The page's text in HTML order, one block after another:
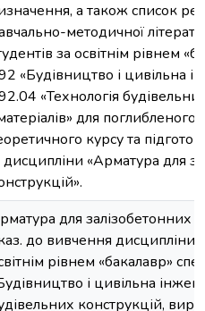
а також список
методичної
за освітнім рівнем
«Будівництво і цивільна
«Технологія
для поглибленого
курсу та
дисципліни «Арматура для
для залізобетонних
до вивчення дисципліни :
рівнем «бакалавр»
і цивільна
конструкцій,